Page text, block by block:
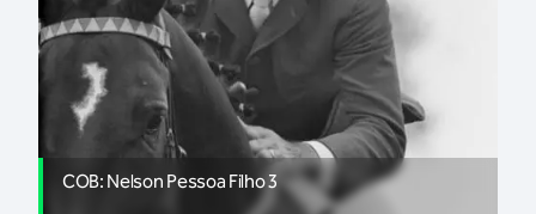
COB: Nelson Pessoa Filho 3